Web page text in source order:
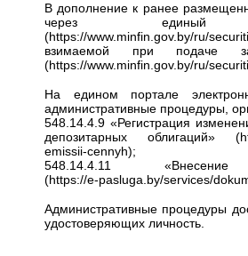
В дополнение к ранее
через
(https://www.minfin.gov.by/ru/
взимаемой при подаче
(https://www.minfin.gov.by/ru/
На едином портале
административные процедуры,
548.14.4.9 «Регистрация
депозитарных облигаций» (
emissii-cennyh);
548.14.4.11
(https://e‑pasluga.by/services/
Административные процедуры
удостоверяющих личность.